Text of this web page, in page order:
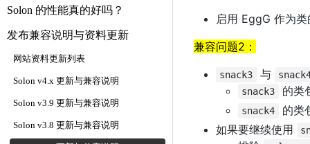
Solon 的性能真的好吗？
发布兼容说明与资料更新
网站资料更新列表
Solon v4.x 更新与兼容说明
Solon v3.9 更新与兼容说明
Solon v3.8 更新与兼容说明
启用 EggG 作为
兼容问题2：
snack3 与
snack3
的类
snack4
的类
如果要继续使用